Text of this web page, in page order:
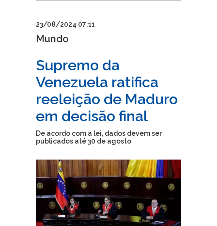
23/08/2024 07:11
Mundo
Supremo da
Venezuela ratifica
reeleição de Maduro
em decisão final
De acordo com a lei, dados devem ser
publicados até 30 de agosto